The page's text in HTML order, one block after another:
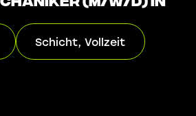
Schicht, Vollzeit